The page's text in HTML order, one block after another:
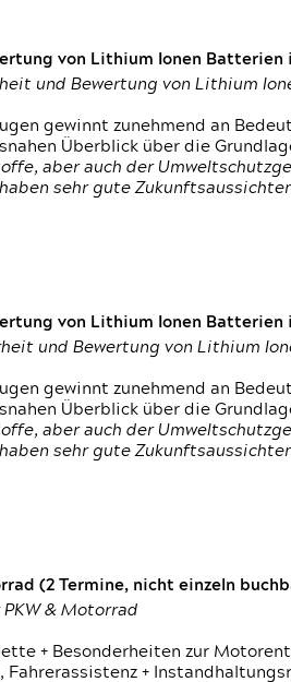
von Lithium Ionen
und Bewertung von Lithium
gewinnt zunehmend an
Überblick über die
aber auch der
sehr gute
von Lithium Ionen
und Bewertung von Lithium
gewinnt zunehmend an
Überblick über die
aber auch der
sehr gute
(2 Termine, nicht einzeln
PKW & Motorrad
+ Besonderheiten zur
Fahrerassistenz +